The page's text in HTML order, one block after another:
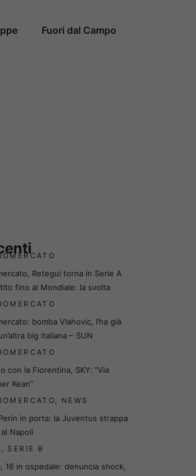
Fuori dal Campo
Retegui torna in Serie A
fino al Mondiale: la svolta
bomba Vlahovic, l’ha già
big italiana – SUN
con la Fiorentina, SKY: “Via
Kean”
, NEWS
in porta: la Juventus strappa
al Napoli
, SERIE B
16 in ospedale: denuncia shock,